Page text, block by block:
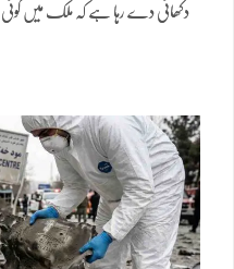
دکھائی دے رہا ہے کہ ملک میں کوئی